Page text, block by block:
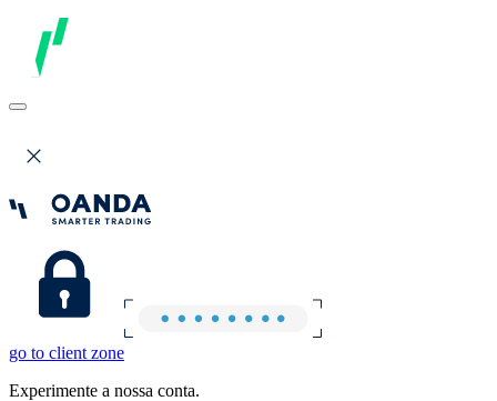
go to client zone
Experimente a nossa conta.